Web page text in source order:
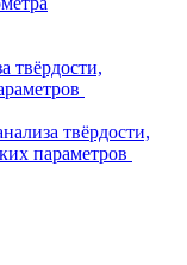
твёрдости,
твёрдости,
параметров